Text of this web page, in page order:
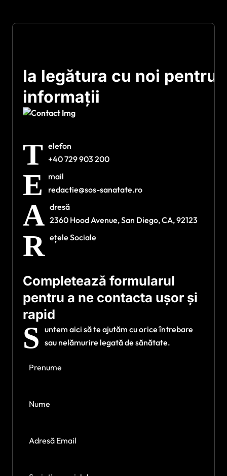
Ia legătura cu noi pentru
informații
T elefon
+40 729 903 200
E
mail
redactie@sos-sanatate.ro
A dresă
2360 Hood Avenue, San Diego, CA, 92123
R ețele Sociale
Completează formularul
pentru a ne contacta ușor și
rapid
S untem aici să te ajutăm cu orice întrebare
sau nelămurire legată de sănătate.